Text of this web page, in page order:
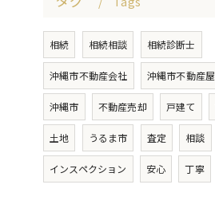
相続 相続相談 相続診断士
沖縄市不動産会社 沖縄市不動産屋
沖縄市 不動産売却 戸建て
土地 うるま市 査定 相談
インスペクション 安心 丁寧